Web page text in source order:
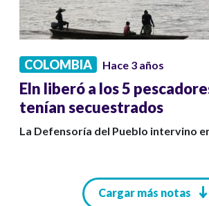
COLOMBIA Hace 3 años
Eln liberó a los 5
tenían secuestrados
La Defensoría del Pueblo intervino
Cargar más notas